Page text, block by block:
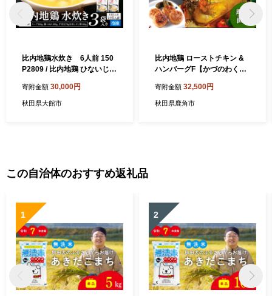
比内地鶏水炊き 6人前 150
P2809 / 比内地鶏 ひないじど
理 ブランド肉 国産 秋田 手軽
おかず 取り寄せ グルメ ギフ
寄附金額 30,000円
秋田県大館市
比内地鶏 ローストチキン &
ハンバーグF【かづのわくわ
ローストチキン 1羽 ハンバー
グ 40g 4個 詰め合わせ 食べ
寄附金額 32,500円
秋田県鹿角市
この自治体のおすすめ返礼品
1 2